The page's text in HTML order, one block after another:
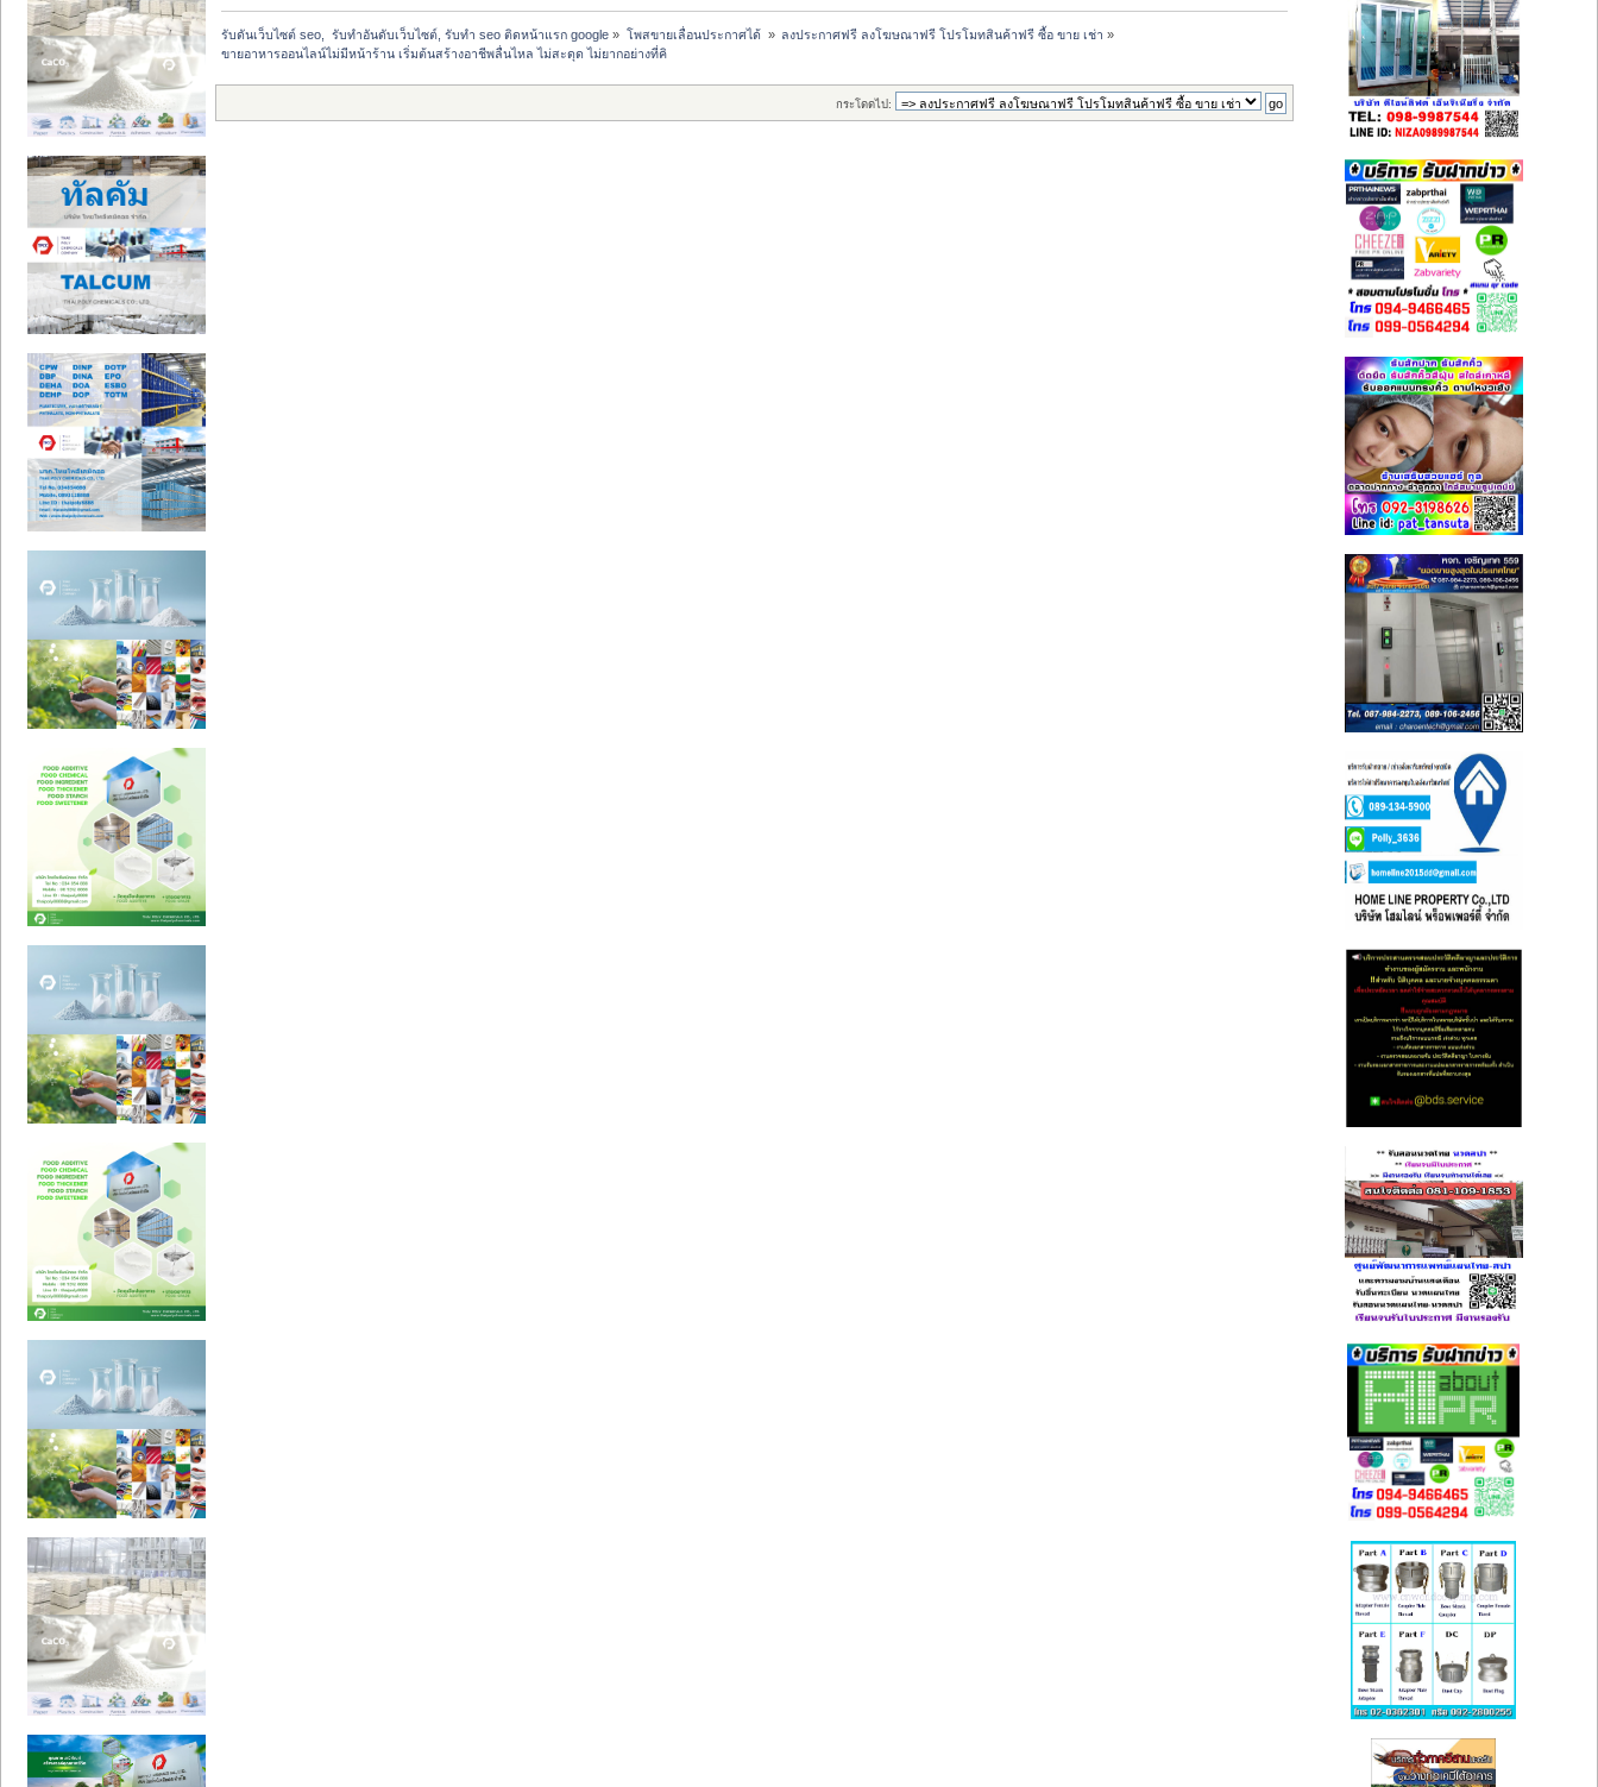
รับดันเว็บไซต์ seo,  รับทำอันดับเว็บไซต์, รับทำ seo ติดหน้าแรก google » โพสขายเลื่อนประกาศได้ » ลงประกาศฟรี ลงโฆษณาฟรี โปรโมทสินค้าฟรี ซื้อ ขาย เช่า »
ขายอาหารออนไลน์ไม่มีหน้าร้าน เริ่มต้นสร้างอาชีพลื่นไหล ไม่สะดุด ไม่ยากอย่างที่คิ
กระโดดไป: